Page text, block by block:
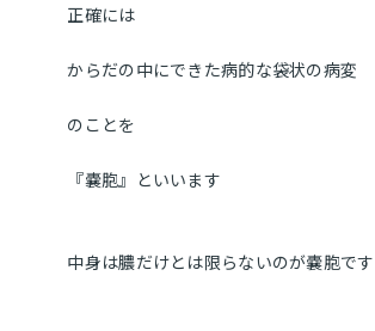
正確には
からだの中にできた病的な袋状の病変
のことを
『嚢胞』といいます
中身は膿だけとは限らないのが嚢胞です